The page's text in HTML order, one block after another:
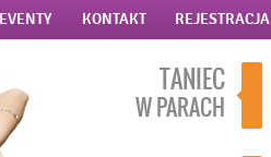
EVENTY KONTAKT REJESTRACJA
TANIEC
W PARACH